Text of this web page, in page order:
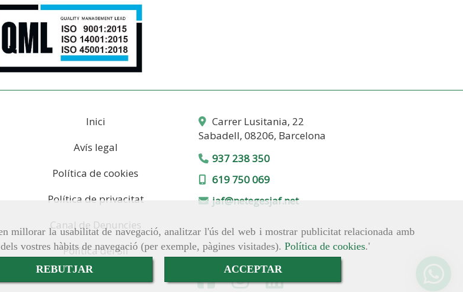
millorar la usabilitat de navegació, analitzar l'ús del web i mostrar publicitat relacionada amb
vostres hàbits de navegació (per exemple, pàgines visitades). Política de cookies.'
REBUTJAR ACCEPTAR
Inici
Avís legal
Política de cookies
Política de privacitat
Canal de Denuncies
Política del SII
Carrer Lusitania, 22
Sabadell,08206, Barcelona
937 238 350
619 750 069
jaf
netegesjaf.net